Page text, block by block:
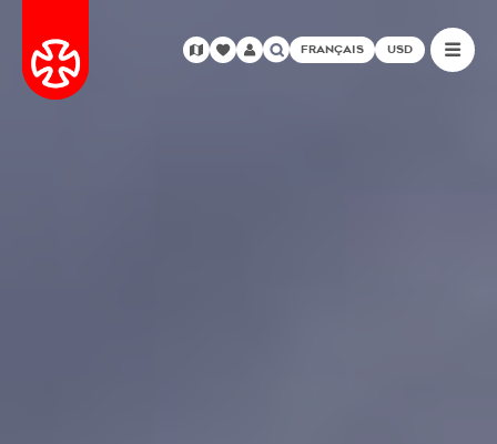
FRANÇAIS USD